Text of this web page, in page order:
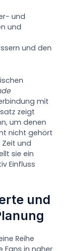
und
und
und den
mit
zeigt
um denen
nicht gehört
und
sie ein
Einfluss
und
Reihe